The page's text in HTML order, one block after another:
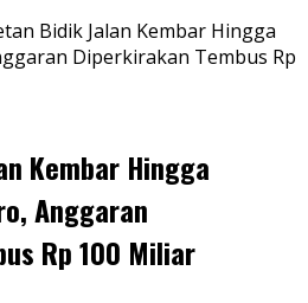
Bidik Jalan Kembar Hingga
Diperkirakan Tembus Rp
Kembar Hingga
Anggaran
Rp 100 Miliar